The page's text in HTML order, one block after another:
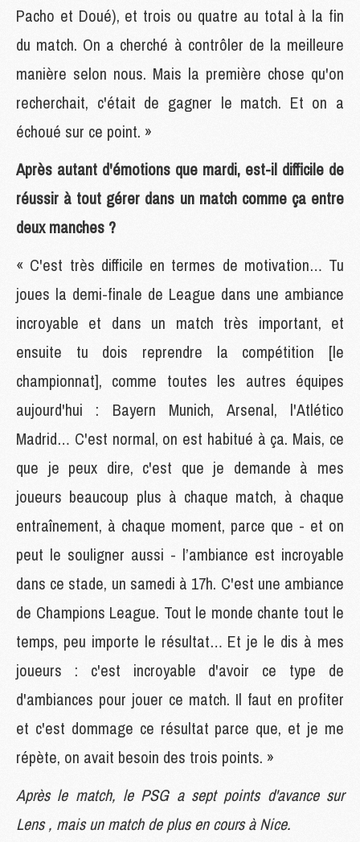
Pacho et Doué), et trois ou quatre au total à la fin
du match. On a cherché à contrôler de la meilleure
manière selon nous. Mais la première chose qu'on
recherchait, c'était de gagner le match. Et on a
échoué sur ce point. »
Après autant d'émotions que mardi, est-il difficile de
réussir à tout gérer dans un match comme ça entre
deux manches ?
« C'est très difficile en termes de motivation… Tu
joues la demi-finale de League dans une ambiance
incroyable et dans un match très important, et
ensuite tu dois reprendre la compétition [le
championnat], comme toutes les autres équipes
aujourd'hui : Bayern Munich, Arsenal, l'Atlético
Madrid… C'est normal, on est habitué à ça. Mais, ce
que je peux dire, c'est que je demande à mes
joueurs beaucoup plus à chaque match, à chaque
entraînement, à chaque moment, parce que - et on
peut le souligner aussi - l’ambiance est incroyable
dans ce stade, un samedi à 17h. C'est une ambiance
de Champions League. Tout le monde chante tout le
temps, peu importe le résultat… Et je le dis à mes
joueurs : c'est incroyable d'avoir ce type de
d'ambiances pour jouer ce match. Il faut en profiter
et c'est dommage ce résultat parce que, et je me
répète, on avait besoin des trois points. »
Après le match, le PSG a sept points d'avance sur
Lens , mais un match de plus en cours à Nice.